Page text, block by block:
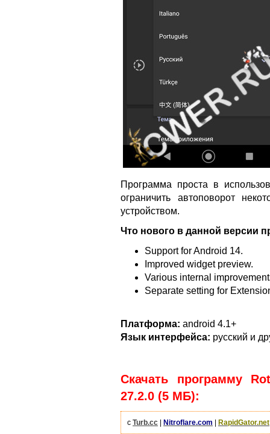
Программа проста в
ограничить автоповорот
устройством.
Что нового в данной версии
Support for Android 14.
Improved widget preview.
Various internal
Separate setting for
Платформа: android 4.1+
Язык интерфейса: русский и
Скачать программу
27.2.0 (5 МБ):
с Turb.cc Nitroflare.com RapidGator.net